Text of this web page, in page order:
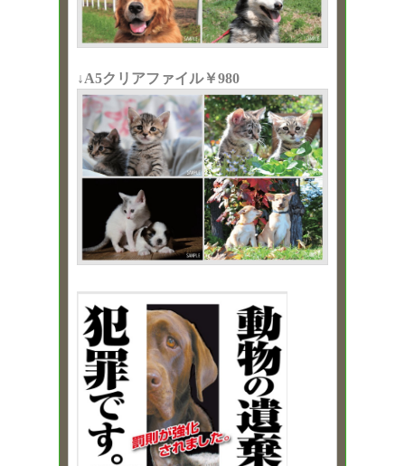
↓A5クリアファイル￥980